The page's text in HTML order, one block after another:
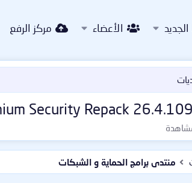
الجديد الأعضاء مركز الرفع
منتدى برامج الحماية و الشبكات